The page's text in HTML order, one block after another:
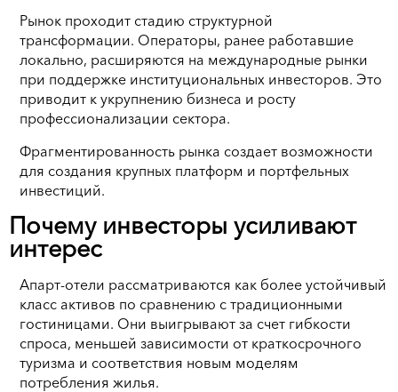
Рынок проходит стадию структурной
трансформации. Операторы, ранее работавшие
локально, расширяются на международные рынки
при поддержке институциональных инвесторов. Это
приводит к укрупнению бизнеса и росту
профессионализации сектора.
Фрагментированность рынка создает возможности
для создания крупных платформ и портфельных
инвестиций.
Почему инвесторы усиливают
интерес
Апарт-отели рассматриваются как более устойчивый
класс активов по сравнению с традиционными
гостиницами. Они выигрывают за счет гибкости
спроса, меньшей зависимости от краткосрочного
туризма и соответствия новым моделям
потребления жилья.